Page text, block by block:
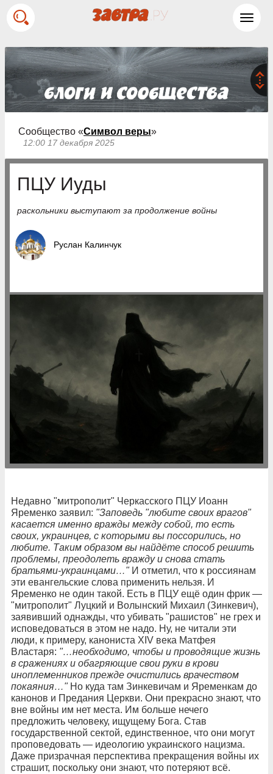
Сообщество «Символ веры»
12:00 17 декабря 2025
ПЦУ Иуды
раскольники выступают за продолжение войны
Руслан Калинчук
Недавно "митрополит" Черкасского ПЦУ Иоанн
Яременко заявил: "Заповедь "любите своих врагов"
касается именно вражды между собой, то есть
своих, украинцев, с которыми вы поссорились, но
любите. Таким образом вы найдёте способ решить
проблемы, преодолеть вражду и снова стать
братьями-украинцами…" И отметил, что к россиянам
эти евангельские слова применить нельзя. И
Яременко не один такой. Есть в ПЦУ ещё один фрик —
"митрополит" Луцкий и Волынский Михаил (Зинкевич),
заявивший однажды, что убивать "рашистов" не грех и
исповедоваться в этом не надо. Ну, не читали эти
люди, к примеру, канониста XIV века Матфея
Властаря: "…необходимо, чтобы и проводящие жизнь
в сражениях и обагряющие свои руки в крови
иноплеменников прежде очистились врачеством
покаяния…"Но куда там Зинкевичам и Яременкам до
канонов и Предания Церкви. Они прекрасно знают, что
вне войны им нет места. Им больше нечего
предложить человеку, ищущему Бога. Став
государственной сектой, единственное, что они могут
проповедовать — идеологию украинского нацизма.
Даже призрачная перспектива прекращения войны их
страшит, поскольку они знают, что потеряют всё.